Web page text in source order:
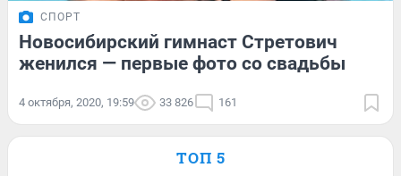
СПОРТ
Новосибирский гимнаст Стретович
женился — первые фото со свадьбы
4 октября, 2020, 19:59 33 826 161
ТОП 5